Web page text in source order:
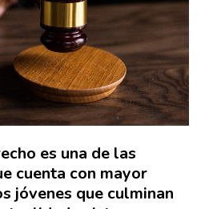
es una de las
cuenta con mayor
jóvenes que culminan